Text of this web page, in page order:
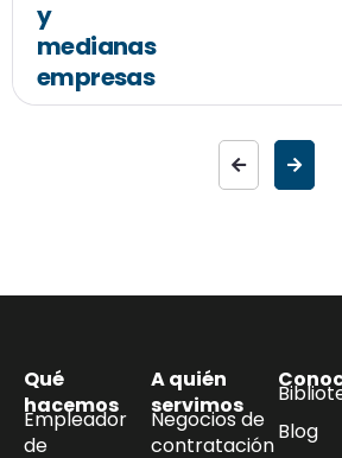
y
medianas
empresas
Qué
hacemos
Empleador
de
A quién
servimos
Negocios de
contratación
Blog